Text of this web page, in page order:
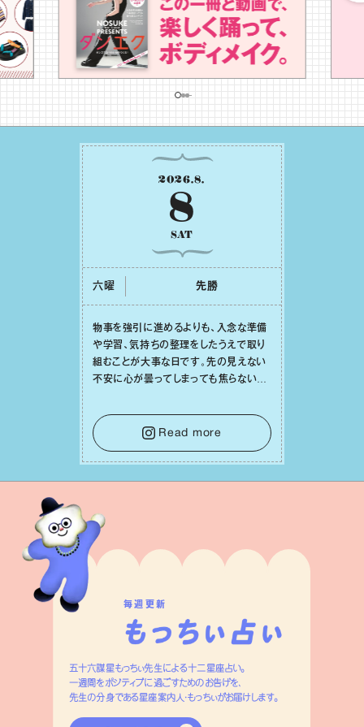
2026.8.
8
SAT
六曜 先勝
物事を強引に進めるよりも、⼊念な準備
や学習、気持ちの整理をしたうえで取り
組むことが⼤事な⽇です。先の⾒えない
不安に⼼が曇ってしまっても焦らない
⾝や疲れていそうな⼈をいたわることに
時間を使いましょう。ここでしっかりとエ
ネルギーを蓄え、困難を乗り越える⼒に
変えましょう。
Read more
毎週更新
五十六謀星もっちぃ先生による十二星座占い。
一週間をポジティブに過ごすためのお告げを、
先生の分身である星座案内人・もっちぃがお届けします。